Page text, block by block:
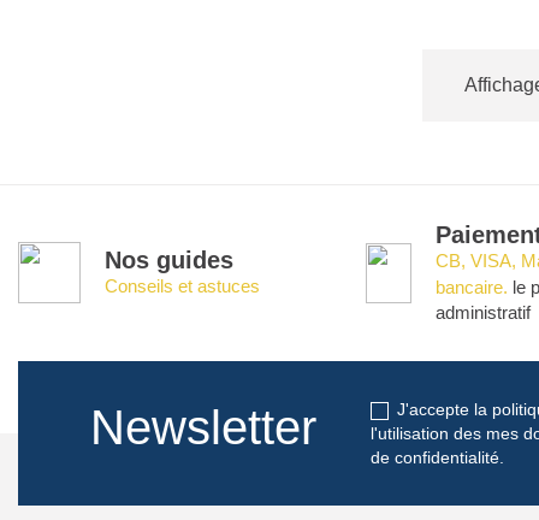
Nos guides
Conseils et astuces
CB, VISA,
bancaire. le
administratif
Newsletter
J'accepte la
l'utilisation des mes
de confidentialité